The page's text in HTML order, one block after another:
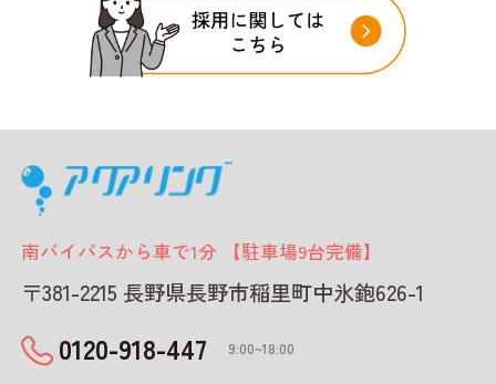
南バイパスから車で1分 【駐車場9台完備】
〒381-2215 長野県長野市稲里町中氷鉋626-1
0120-918-447 9:00~18:00